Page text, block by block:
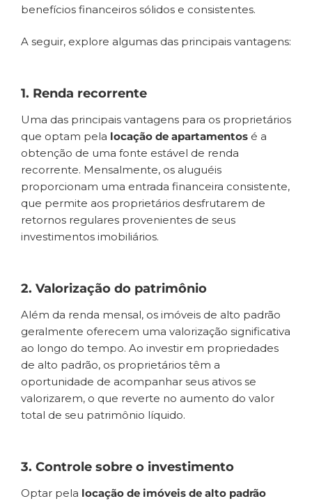
benefícios financeiros sólidos e consistentes.
A seguir, explore algumas das principais vantagens:
1. Renda recorrente
Uma das principais vantagens para os proprietários
que optam pela locação de apartamentos é a
obtenção de uma fonte estável de renda
recorrente. Mensalmente, os aluguéis
proporcionam uma entrada financeira consistente,
que permite aos proprietários desfrutarem de
retornos regulares provenientes de seus
investimentos imobiliários.
2. Valorização do patrimônio
Além da renda mensal, os imóveis de alto padrão
geralmente oferecem uma valorização significativa
ao longo do tempo. Ao investir em propriedades
de alto padrão, os proprietários têm a
oportunidade de acompanhar seus ativos se
valorizarem, o que reverte no aumento do valor
total de seu patrimônio líquido.
3. Controle sobre o investimento
Optar pela locação de imóveis de alto padrão